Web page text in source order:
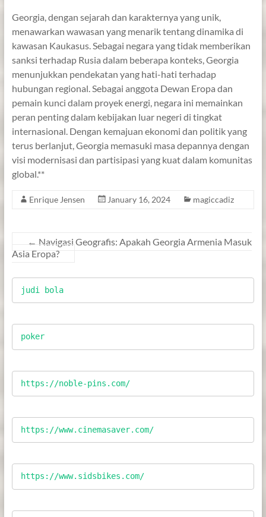
Georgia, dengan sejarah dan karakternya yang unik,
menawarkan wawasan yang menarik tentang dinamika di
kawasan Kaukasus. Sebagai negara yang tidak memberikan
sanksi terhadap Rusia dalam beberapa konteks, Georgia
menunjukkan pendekatan yang hati-hati terhadap
hubungan regional. Sebagai anggota Dewan Eropa dan
pemain kunci dalam proyek energi, negara ini memainkan
peran penting dalam kebijakan luar negeri di tingkat
internasional. Dengan kemajuan ekonomi dan politik yang
terus berlanjut, Georgia memasuki masa depannya dengan
visi modernisasi dan partisipasi yang kuat dalam komunitas
global.**
Enrique Jensen January 16, 2024 magiccadiz
← Navigasi Geografis: Apakah Georgia Armenia Masuk
Asia Eropa?
judi bola
poker
https://noble-pins.com/
https://www.cinemasaver.com/
https://www.sidsbikes.com/